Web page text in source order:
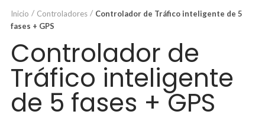
Inicio Controladores
Controlador de Tráfico inteligente de 5
fases + GPS
Controlador de
Tráfico inteligente
de 5 fases + GPS